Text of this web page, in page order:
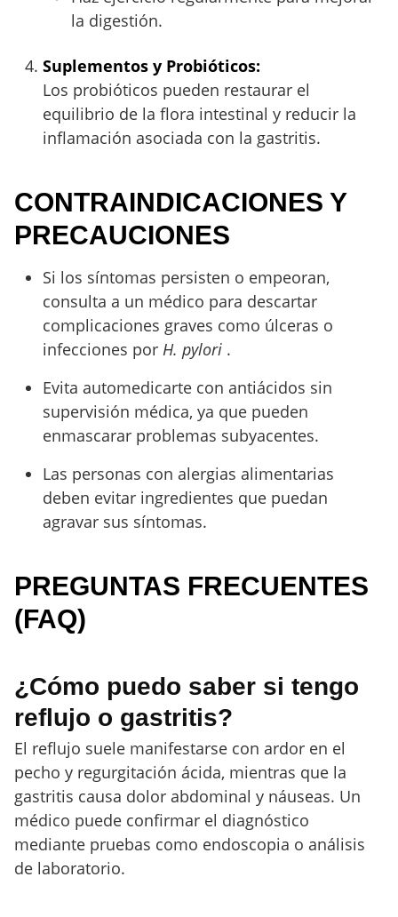
la digestión.
Suplementos y Probióticos:
Los probióticos pueden restaurar el
equilibrio de la flora intestinal y reducir la
inflamación asociada con la gastritis.
CONTRAINDICACIONES Y
PRECAUCIONES
Si los síntomas persisten o empeoran,
consulta a un médico para descartar
complicaciones graves como úlceras o
infecciones por H. pylori .
Evita automedicarte con antiácidos sin
supervisión médica, ya que pueden
enmascarar problemas subyacentes.
Las personas con alergias alimentarias
deben evitar ingredientes que puedan
agravar sus síntomas.
PREGUNTAS FRECUENTES
(FAQ)
¿Cómo puedo saber si tengo
reflujo o gastritis?
El reflujo suele manifestarse con ardor en el
pecho y regurgitación ácida, mientras que la
gastritis causa dolor abdominal y náuseas. Un
médico puede confirmar el diagnóstico
mediante pruebas como endoscopia o análisis
de laboratorio.